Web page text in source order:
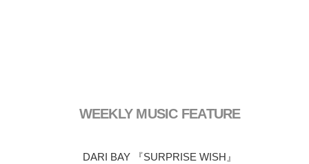
WEEKLY MUSIC FEATURE
DARI BAY 『SURPRISE WISH』